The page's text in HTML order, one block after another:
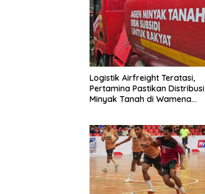
Logistik Airfreight Teratasi,
Pertamina Pastikan Distribusi
Minyak Tanah di Wamena